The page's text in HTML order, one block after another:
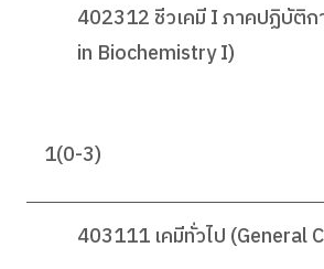
402312 ชีวเคมี I ภาคปฏิบัติ
in Biochemistry I)
1(0-3)
403111 เคมีทั่วไป (General